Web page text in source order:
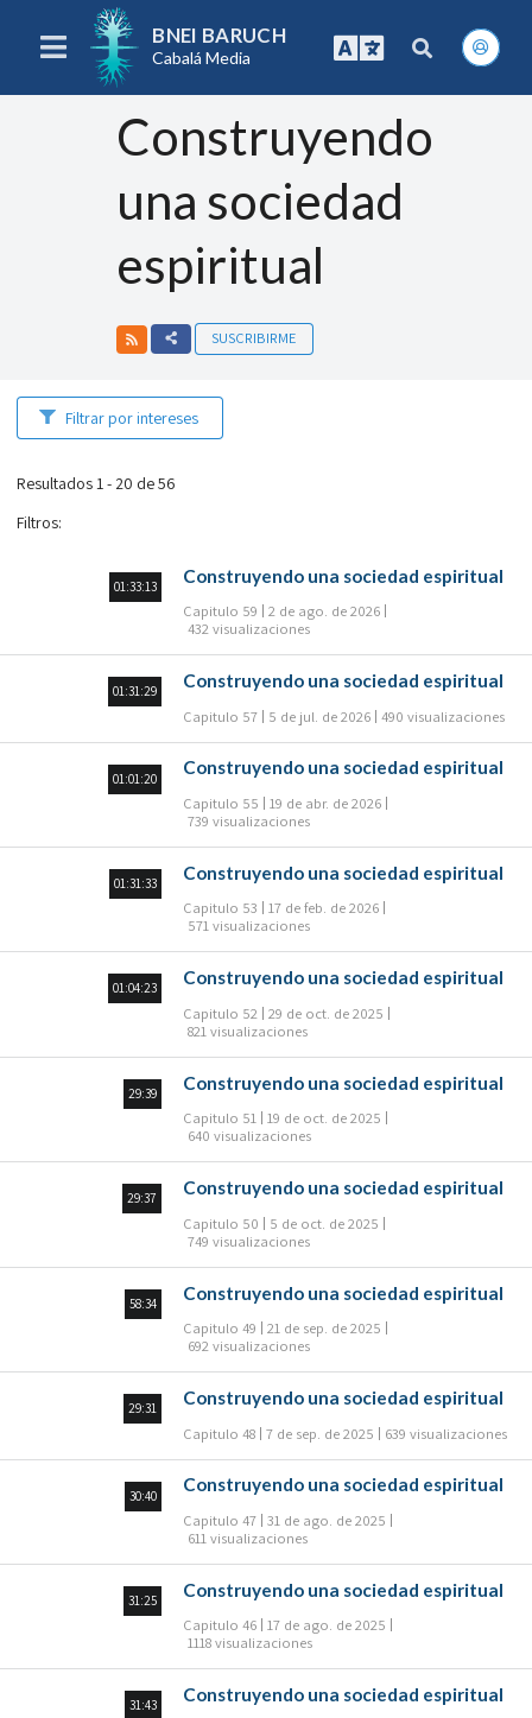
BNEI BARUCH
Cabalá Media
Construyendo
una sociedad
espiritual
SUSCRIBIRME
Filtrar por intereses
Resultados 1 - 20 de 56
Filtros:
01:33:13
Construyendo una sociedad espiritual
Capitulo 59 2 de ago. de 2026
432 visualizaciones
01:31:29
Construyendo una sociedad espiritual
Capitulo 57 5 de jul. de 2026 490 visualizaciones
01:01:20
Construyendo una sociedad espiritual
Capitulo 55 19 de abr. de 2026
739 visualizaciones
01:31:33
Construyendo una sociedad espiritual
Capitulo 53 17 de feb. de 2026
571 visualizaciones
01:04:23
Construyendo una sociedad espiritual
Capitulo 52 29 de oct. de 2025
821 visualizaciones
29:39
Construyendo una sociedad espiritual
Capitulo 51 19 de oct. de 2025
640 visualizaciones
29:37
Construyendo una sociedad espiritual
Capitulo 50
5 de oct. de 2025
749 visualizaciones
58:34
Construyendo una sociedad espiritual
Capitulo 49 21 de sep. de 2025
692 visualizaciones
29:31
Construyendo una sociedad espiritual
Capitulo 48 7 de sep. de 2025 639 visualizaciones
30:40
Construyendo una sociedad espiritual
Capitulo 47 31 de ago. de 2025
611 visualizaciones
31:25
Construyendo una sociedad espiritual
Capitulo 46 17 de ago. de 2025
1118 visualizaciones
31:43
Construyendo una sociedad espiritual